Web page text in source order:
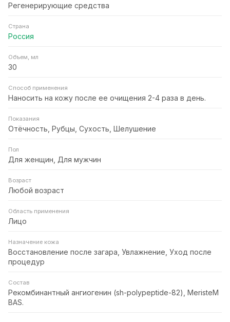
Регенерирующие средства
Страна
Россия
Объем, мл
30
Способ применения
Наносить на кожу после ее очищения 2-4 раза в день.
Показания
Отёчность, Рубцы, Сухость, Шелушение
Пол
Для женщин, Для мужчин
Возраст
Любой возраст
Область применения
Лицо
Назначение кожа
Восстановление после загара, Увлажнение, Уход после
процедур
Состав
Рекомбинантный ангиогенин (sh-polypeptide-82), MeristeM
BAS.